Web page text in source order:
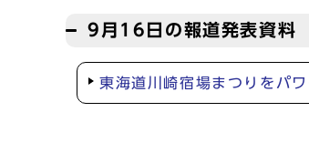
9月16日の報道発表資料
東海道川崎宿場まつりをパ